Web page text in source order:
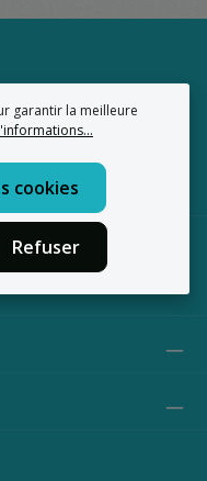
garantir la meilleure
Refuser
cookies